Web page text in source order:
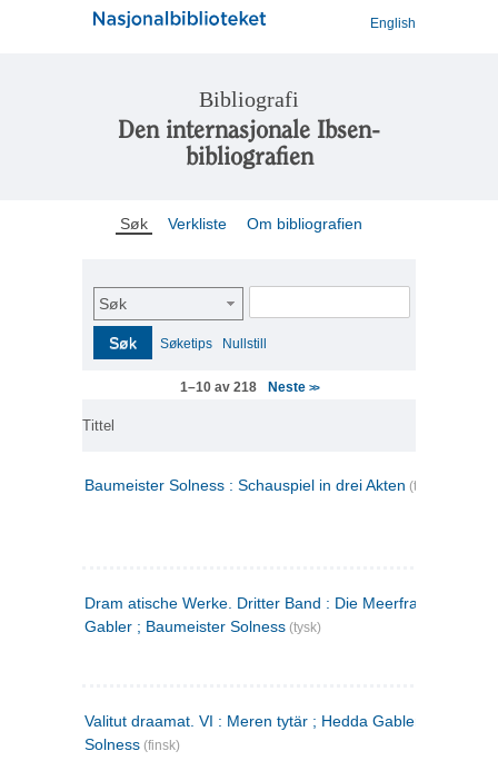
English
Bibliografi
Den internasjonale Ibsen-
bibliografien
Søk Verkliste Om bibliografien
Søk
Søk Søketips Nullstill
1–10 av 218 Neste >>
Tittel
Baumeister Solness : Schauspiel in drei Akten (tysk)
Dram atische Werke. Dritter Band : Die Meerfrau ; Hedda
Gabler ; Baumeister Solness (tysk)
Valitut draamat. VI : Meren tytär ; Hedda Gabler ;
Solness (finsk)